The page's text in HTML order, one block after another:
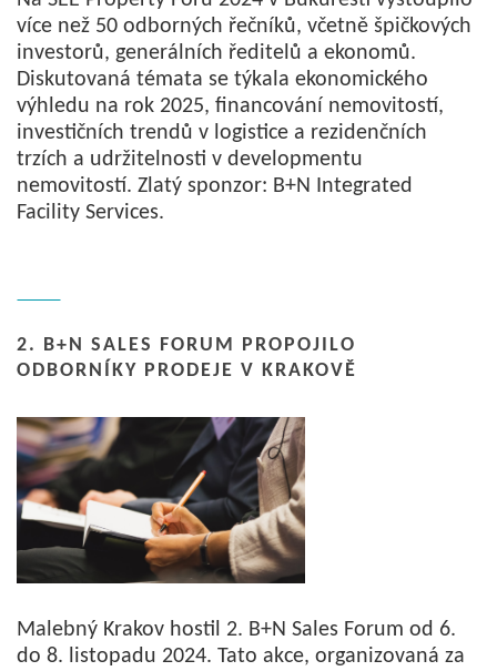
více než 50 odborných řečníků, včetně špičkových
investorů, generálních ředitelů a ekonomů.
Diskutovaná témata se týkala ekonomického
výhledu na rok 2025, financování nemovitostí,
investičních trendů v logistice a rezidenčních
trzích a udržitelnosti v developmentu
nemovitostí. Zlatý sponzor: B+N Integrated
Facility Services.
2. B+N SALES FORUM PROPOJILO
ODBORNÍKY PRODEJE V KRAKOVĚ
Malebný Krakov hostil 2. B+N Sales Forum od 6.
do 8. listopadu 2024. Tato akce, organizovaná za